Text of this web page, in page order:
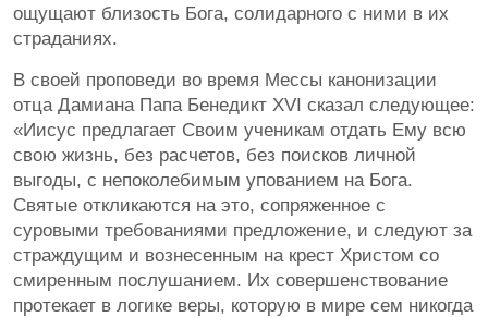
ощущают близость Бога, солидарного с ними в их
страданиях.
В своей проповеди во время Мессы канонизации
отца Дамиана Папа Бенедикт XVI сказал следующее:
«Иисус предлагает Своим ученикам отдать Ему всю
свою жизнь, без расчетов, без поисков личной
выгоды, с непоколебимым упованием на Бога.
Святые откликаются на это, сопряженное с
суровыми требованиями предложение, и следуют за
страждущим и вознесенным на крест Христом со
смиренным послушанием. Их совершенствование
протекает в логике веры, которую в мире сем никогда